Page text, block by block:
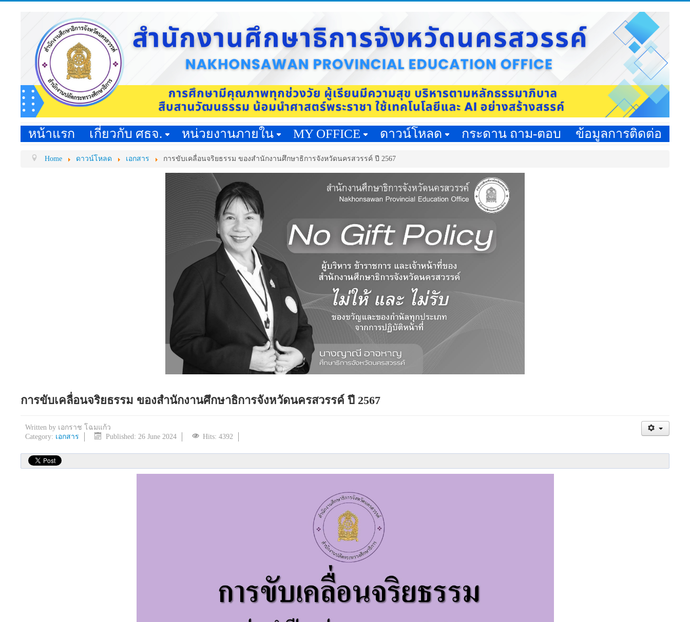
หน้าแรก เกี่ยวกับ ศธจ. หน่วยงานภายใน MY OFFICE ดาวน์โหลด กระดาน ถาม-ตอบ ข้อมูลการติดต่อ
Home ดาวน์โหลด เอกสาร การขับเคลื่อนจริยธรรม ของสำนักงานศึกษาธิการจังหวัดนครสวรรค์ ปี 2567
การขับเคลื่อนจริยธรรม ของสำนักงานศึกษาธิการจังหวัดนครสวรรค์ ปี 2567
Written by เอกราช โฉมแก้ว
Category: เอกสาร Published: 26 June 2024 Hits: 4392